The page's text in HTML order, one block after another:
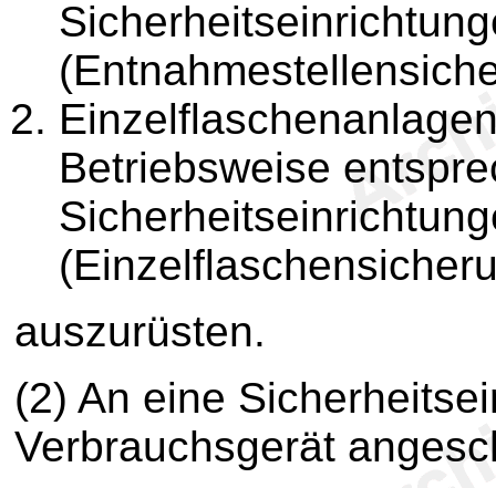
Betriebsweise
auszurüsten.
(2) An eine
Verbrauchsgerät